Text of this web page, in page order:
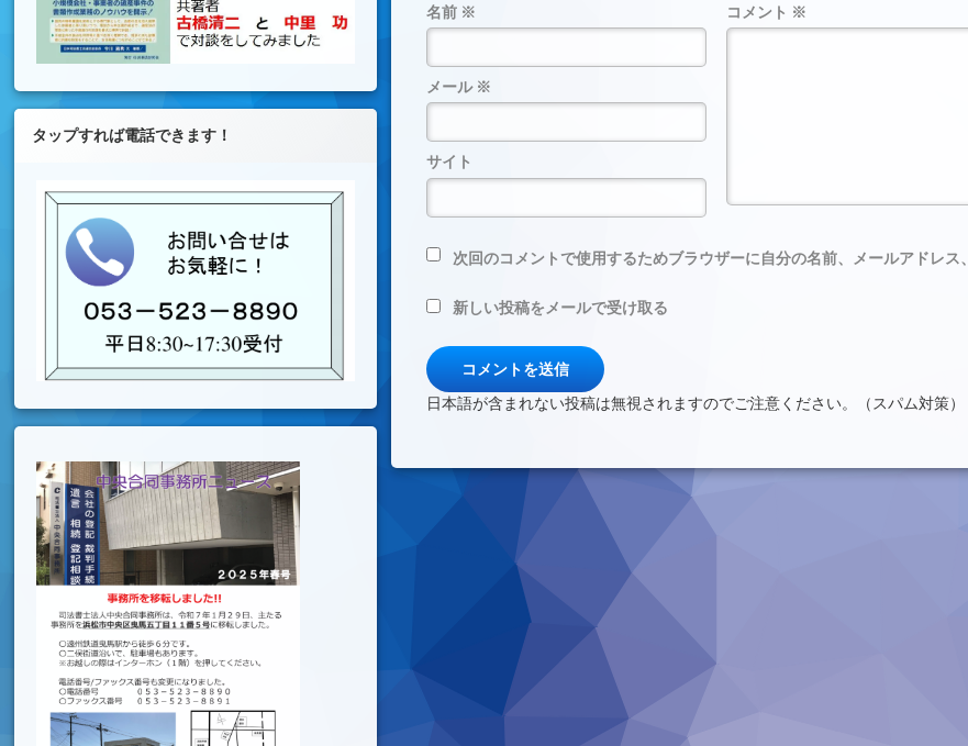
コメント ※
名前 ※
メール ※
サイト
次回のコメントで使用するためブラウザーに自分の名前、メールアドレス
新しい投稿をメールで受け取る
日本語が含まれない投稿は無視されますのでご注意ください。（スパム対策）
タップすれば電話できます！